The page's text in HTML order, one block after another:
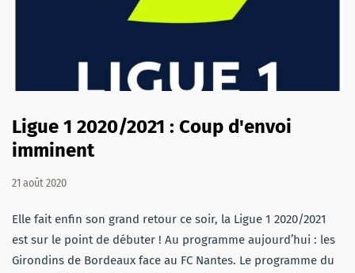
Ligue 1 2020/2021 : Coup d'envoi
imminent
21 août 2020
Elle fait enfin son grand retour ce soir, la Ligue 1 2020/2021
est sur le point de débuter ! Au programme aujourd’hui : les
Girondins de Bordeaux face au FC Nantes. Le programme du